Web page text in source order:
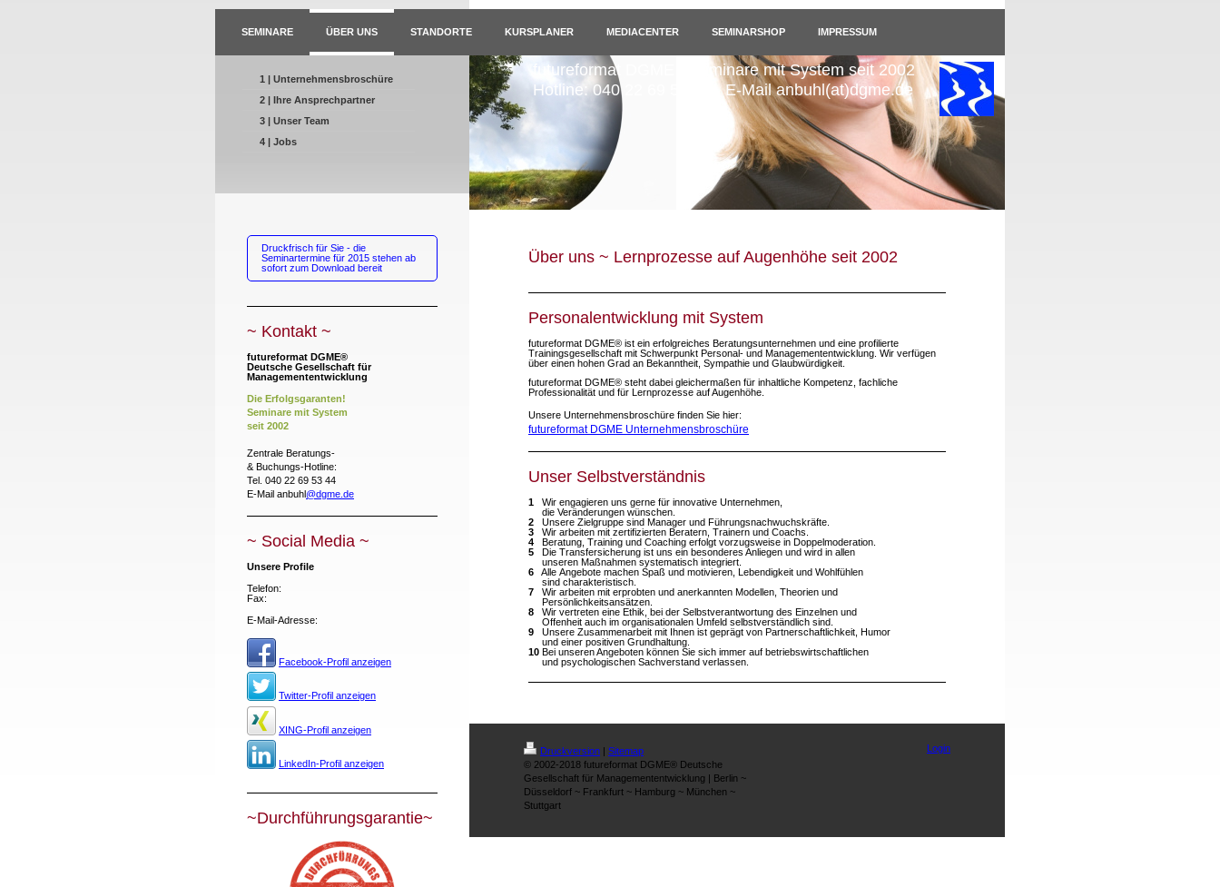
SEMINARE ÜBER UNS STANDORTE KURSPLANER MEDIACENTER SEMINARSHOP IMPRESSUM
1 | Unternehmensbroschüre
2 | Ihre Ansprechpartner
3 | Unser Team
4 | Jobs
Druckfrisch für Sie - die
Seminartermine für 2015 stehen ab
sofort zum Download bereit
~ Kontakt ~
futureformat DGME®
Deutsche Gesellschaft für
Managemententwicklung
Die Erfolgsgaranten!
Seminare mit System
seit 2002
Zentrale Beratungs-
& Buchungs-Hotline:
Tel. 040 22 69 53 44
E-Mail anbuhl@dgme.de
~ Social Media ~
Unsere Profile
Telefon:
Fax:
E-Mail-Adresse:
Facebook-Profil anzeigen
Twitter-Profil anzeigen
XING-Profil anzeigen
LinkedIn-Profil anzeigen
~Durchführungsgarantie~
futureformat DGME - Seminare mit System seit 2002
Hotline: 040 22 69 53 44 - E-Mail anbuhl(at)dgme.de
Über uns ~ Lernprozesse auf Augenhöhe seit 2002
Personalentwicklung mit System
futureformat DGME® ist ein erfolgreiches Beratungsunternehmen und eine profilierte
Trainingsgesellschaft mit Schwerpunkt Personal- und Managemententwicklung. Wir verfügen
über einen hohen Grad an Bekanntheit, Sympathie und Glaubwürdigkeit.
futureformat DGME® steht dabei gleichermaßen für inhaltliche Kompetenz, fachliche
Professionalität und für Lernprozesse auf Augenhöhe.
Unsere Unternehmensbroschüre finden Sie hier:
futureformat DGME Unternehmensbroschüre
Unser Selbstverständnis
1 Wir engagieren uns gerne für innovative Unternehmen,
die Veränderungen wünschen.
2 Unsere Zielgruppe sind Manager und Führungsnachwuchskräfte.
3 Wir arbeiten mit zertifizierten Beratern, Trainern und Coachs.
4 Beratung, Training und Coaching erfolgt vorzugsweise in Doppelmoderation.
5 Die Transfersicherung ist uns ein besonderes Anliegen und wird in allen
unseren Maßnahmen systematisch integriert.
6 Alle Angebote machen Spaß und motivieren, Lebendigkeit und Wohlfühlen
sind charakteristisch.
7 Wir arbeiten mit erprobten und anerkannten Modellen, Theorien und
Persönlichkeitsansätzen.
8 Wir vertreten eine Ethik, bei der Selbstverantwortung des Einzelnen und
Offenheit auch im organisationalen Umfeld selbstverständlich sind.
9 Unsere Zusammenarbeit mit Ihnen ist geprägt von Partnerschaftlichkeit, Humor
und einer positiven Grundhaltung.
10 Bei unseren Angeboten können Sie sich immer auf betriebswirtschaftlichen
und psychologischen Sachverstand verlassen.
Druckversion | Sitemap
© 2002-2018 futureformat DGME® Deutsche
Gesellschaft für Managemententwicklung | Berlin ~
Düsseldorf ~ Frankfurt ~ Hamburg ~ München ~
Stuttgart
Login